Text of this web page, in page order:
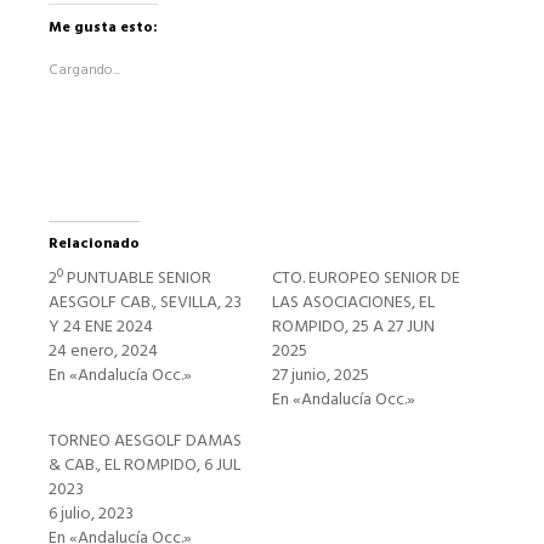
en
Facebook
en
Me gusta esto:
Cargando...
Relacionado
2º PUNTUABLE SENIOR
AESGOLF CAB., SEVILLA, 23
Y 24 ENE 2024
24 enero, 2024
En «Andalucía Occ.»
CTO. EUROPEO SENIOR DE
LAS ASOCIACIONES, EL
ROMPIDO, 25 A 27 JUN
2025
27 junio, 2025
En «Andalucía Occ.»
TORNEO AESGOLF DAMAS
& CAB., EL ROMPIDO, 6 JUL
2023
6 julio, 2023
En «Andalucía Occ.»